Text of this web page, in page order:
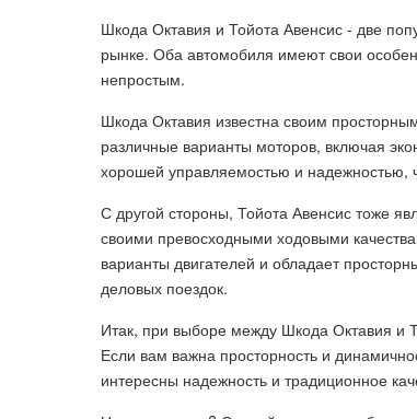
Шкода Октавия и Тойота Авенсис - две
рынке. Оба автомобиля имеют свои
непростым.
Шкода Октавия известна своим
различные варианты моторов, включая
хорошей управляемостью и надежностью,
С другой стороны, Тойота Авенсис тоже
своими превосходными ходовыми
варианты двигателей и обладает
деловых поездок.
Итак, при выборе между Шкода Октавия и
Если вам важна просторность и
интересны надежность и традиционное